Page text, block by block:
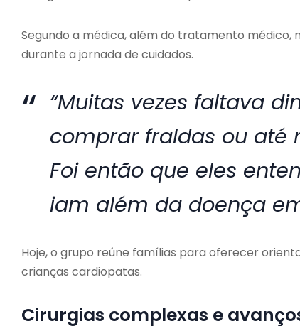
Segundo a médica, além do tratamento
durante a jornada de cuidados.
“Muitas vezes faltava
comprar fraldas ou até
Foi então que eles
iam além da doença
Hoje, o grupo reúne famílias para oferecer
crianças cardiopatas.
Cirurgias complexas e